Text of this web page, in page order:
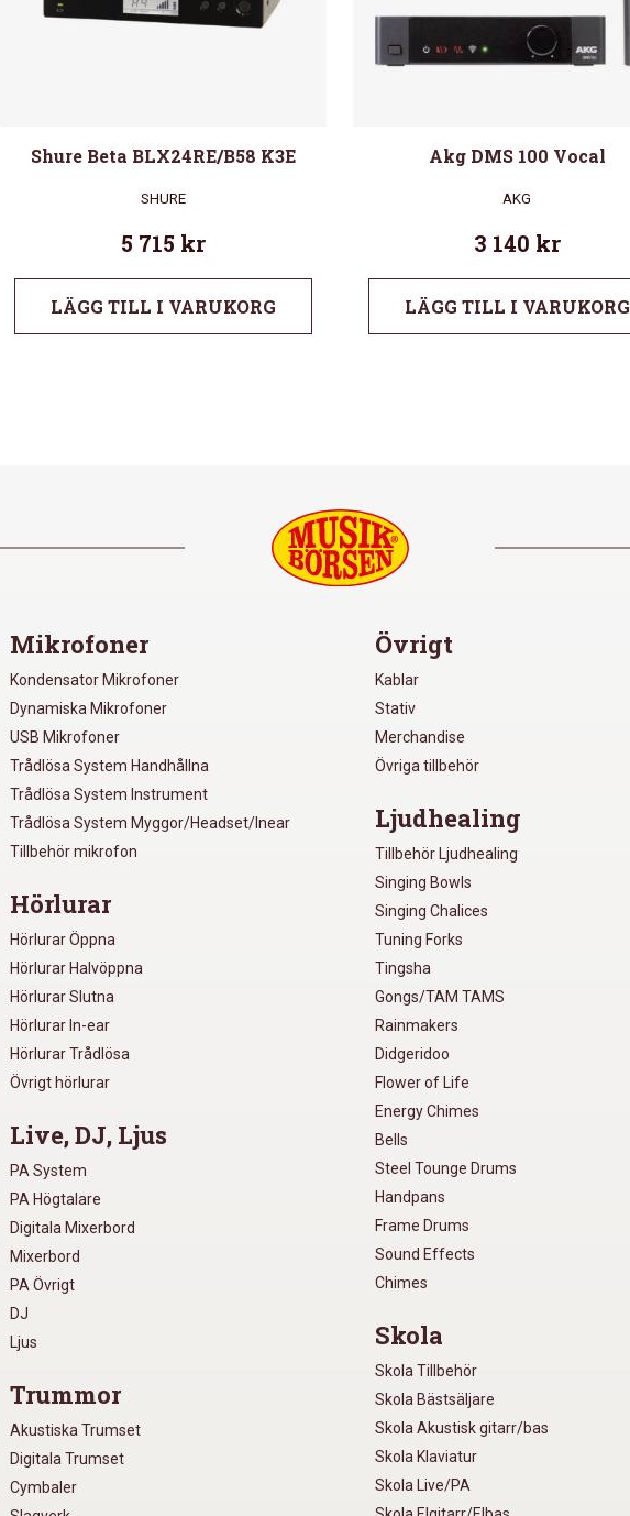
Shure Beta BLX24RE/B58 K3E
SHURE
5 715 kr
LÄGG TILL I VARUKORG
Akg DMS 100 Vocal
AKG
3 140 kr
LÄGG TILL I VARUKORG
Mikrofoner
Kondensator Mikrofoner
Dynamiska Mikrofoner
USB Mikrofoner
Trådlösa System Handhållna
Trådlösa System Instrument
Trådlösa System Myggor/Headset/Inear
Tillbehör mikrofon
Hörlurar
Hörlurar Öppna
Hörlurar Halvöppna
Hörlurar Slutna
Hörlurar In-ear
Hörlurar Trådlösa
Övrigt hörlurar
Live, DJ, Ljus
PA System
PA Högtalare
Digitala Mixerbord
Mixerbord
PA Övrigt
DJ
Ljus
Trummor
Akustiska Trumset
Digitala Trumset
Cymbaler
Övrigt
Kablar
Stativ
Merchandise
Övriga tillbehör
Ljudhealing
Tillbehör Ljudhealing
Singing Bowls
Singing Chalices
Tuning Forks
Tingsha
Gongs/TAM TAMS
Rainmakers
Didgeridoo
Flower of Life
Energy Chimes
Bells
Steel Tounge Drums
Handpans
Frame Drums
Sound Effects
Chimes
Skola
Skola Tillbehör
Skola Bästsäljare
Skola Akustisk gitarr/bas
Skola Klaviatur
Skola Live/PA